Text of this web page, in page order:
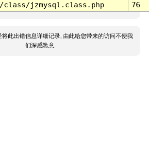
class/jzmysql.class.php 76
将此出错信息详细记录, 由此给您带来的访问不便我
们深感歉意.